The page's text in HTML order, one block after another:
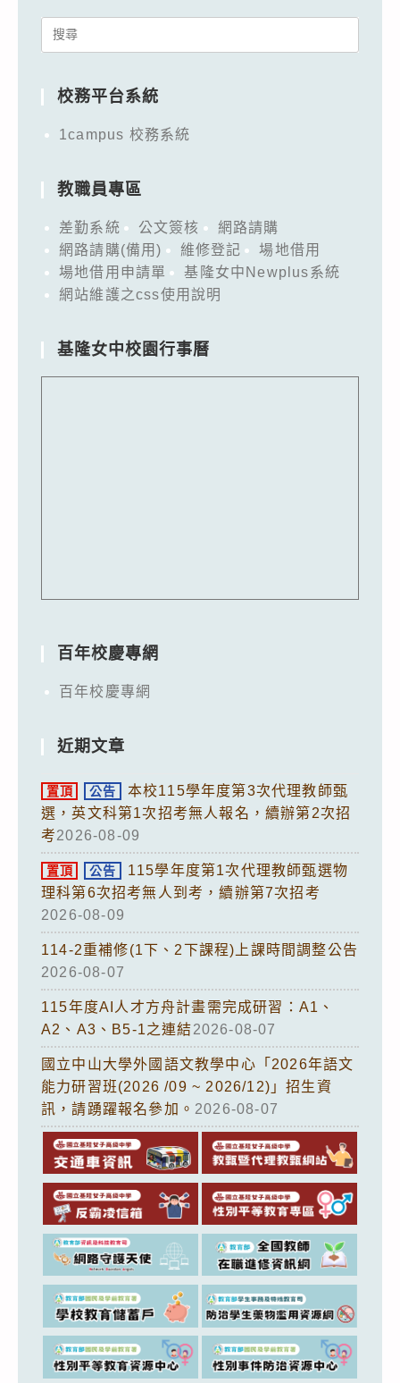
Search
校務平台系統
1campus 校務系統
教職員專區
差勤系統 公文簽核
網路請購
網路請購(備用)
維修登記
場地借用
場地借用申請單
基隆女中Newplus系統
網站維護之css使用說明
基隆女中校園行事曆
百年校慶專網
百年校慶專網
近期文章
置頂 公告
本校115學年度第3次代理教師甄
選，英文科第1次招考無人報名，續辦第2次招
考2026-08-09
置頂 公告
115學年度第1次代理教師甄選物
理科第6次招考無人到考，續辦第7次招考
2026-08-09
114-2重補修(1下、2下課程)上課時間調整公告
2026-08-07
115年度AI人才方舟計畫需完成研習：A1、
A2、A3、B5-1之連結2026-08-07
國立中山大學外國語文教學中心「2026年語文
能力研習班(2026 /09 ~ 2026/12)」招生資
訊，請踴躍報名參加。 2026-08-07